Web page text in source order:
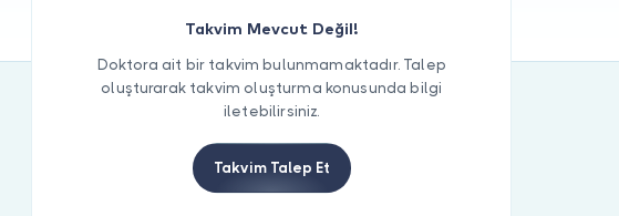
Takvim Mevcut Değil!
Doktora ait bir takvim bulunmamaktadır. Talep
oluşturarak takvim oluşturma konusunda bilgi
iletebilirsiniz.
Takvim Talep Et